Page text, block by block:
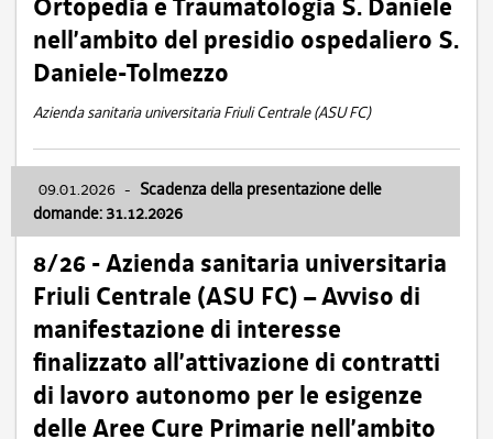
Ortopedia e Traumatologia S. Daniele
nell’ambito del presidio ospedaliero S.
Daniele-Tolmezzo
Azienda sanitaria universitaria Friuli Centrale (ASU FC)
09.01.2026 - Scadenza della presentazione delle
domande: 31.12.2026
8/26 - Azienda sanitaria universitaria
Friuli Centrale (ASU FC) – Avviso di
manifestazione di interesse
finalizzato all’attivazione di contratti
di lavoro autonomo per le esigenze
delle Aree Cure Primarie nell’ambito